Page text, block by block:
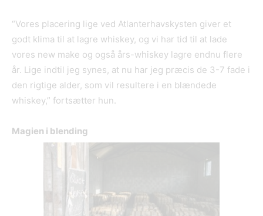
“Vores placering lige ved Atlanterhavskysten giver et
godt klima til at lagre whiskey, og vi har tid til at lade
vores new make og også års-whiskey lagre endnu flere
år. Lige indtil jeg synes, at nu har jeg præcis de 3-7 fade i
den rigtige alder, som vil resultere i en blændede
whiskey,” fortsætter hun.
Magien i blending